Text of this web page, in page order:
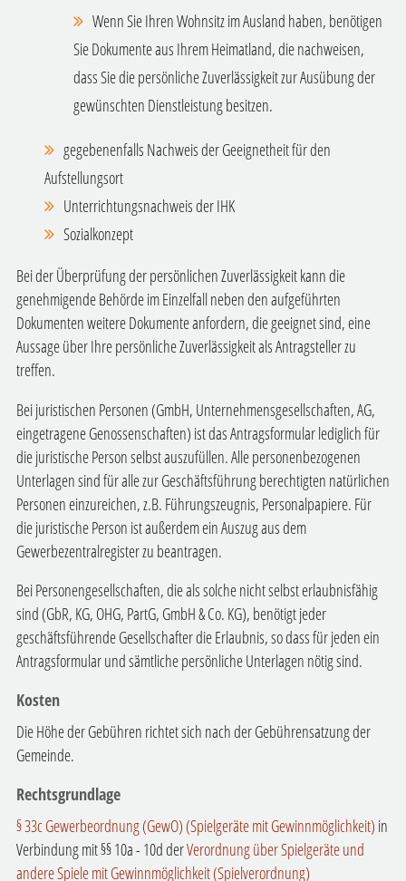
Wenn Sie Ihren Wohnsitz im Ausland haben, benötigen
Sie Dokumente aus Ihrem Heimatland, die nachweisen,
dass Sie die persönliche Zuverlässigkeit zur Ausübung der
gewünschten Dienstleistung besitzen.
gegebenenfalls Nachweis der Geeignetheit für den
Aufstellungsort
Unterrichtungsnachweis der IHK
Sozialkonzept
Bei der Überprüfung der persönlichen Zuverlässigkeit kann die
genehmigende Behörde im Einzelfall neben den aufgeführten
Dokumenten weitere Dokumente anfordern, die geeignet sind, eine
Aussage über Ihre persönliche Zuverlässigkeit als Antragsteller zu
treffen.
Bei juristischen Personen (GmbH, Unternehmensgesellschaften, AG,
eingetragene Genossenschaften) ist das Antragsformular lediglich für
die juristische Person selbst auszufüllen. Alle personenbezogenen
Unterlagen sind für alle zur Geschäftsführung berechtigten natürlichen
Personen einzureichen, z.B. Führungszeugnis, Personalpapiere. Für
die juristische Person ist außerdem ein Auszug aus dem
Gewerbezentralregister zu beantragen.
Bei Personengesellschaften, die als solche nicht selbst erlaubnisfähig
sind (GbR, KG, OHG, PartG, GmbH & Co. KG), benötigt jeder
geschäftsführende Gesellschafter die Erlaubnis, so dass für jeden ein
Antragsformular und sämtliche persönliche Unterlagen nötig sind.
Kosten
Die Höhe der Gebühren richtet sich nach der Gebührensatzung der
Gemeinde.
Rechtsgrundlage
§ 33c Gewerbeordnung (GewO) (Spielgeräte mit Gewinnmöglichkeit) in
Verbindung mit §§ 10a - 10d derVerordnung über Spielgeräte und
andere Spiele mit Gewinnmöglichkeit (Spielverordnung)